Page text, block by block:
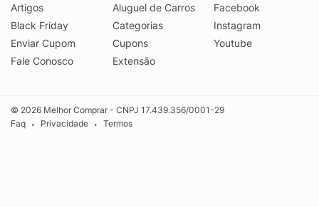
Artigos
Black Friday
Enviar Cupom
Fale Conosco
Aluguel de Carros
Categorias
Cupons
Extensão
Facebook
Instagram
Youtube
© 2026 Melhor Comprar - CNPJ 17.439.356/0001-29
Faq
• Privacidade • Termos